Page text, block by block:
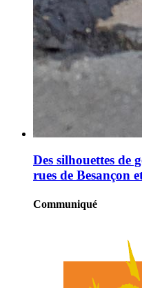
Des silhouettes de
rues de Besançon
Communiqué